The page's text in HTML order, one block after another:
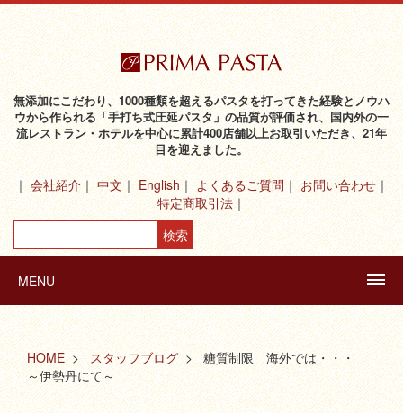
無添加にこだわり、1000種類を超えるパスタを打ってきた経験とノウハ
ウから作られる「手打ち式圧延パスタ」の品質が評価され、国内外の一
流レストラン・ホテルを中心に累計400店舗以上お取引いただき、21年
目を迎えました。
会社紹介 中文 English よくあるご質問
お問い合わせ
特定商取引法
MENU
HOME スタッフブログ
糖質制限 海外では・・・
～伊勢丹にて～